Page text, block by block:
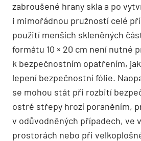
zabroušené hrany skla a po
i mimořádnou pružností celé
použití menších skleněných
formátu 10 × 20 cm není nutné
k bezpečnostním opatřením,
lepení bezpečnostní fólie.
se mohou stát při rozbití
ostré střepy hrozí poraněním,
v odůvodněných případech, ve
prostorách nebo při